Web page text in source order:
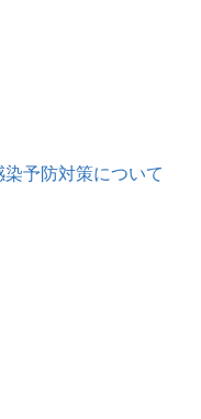
予防対策について